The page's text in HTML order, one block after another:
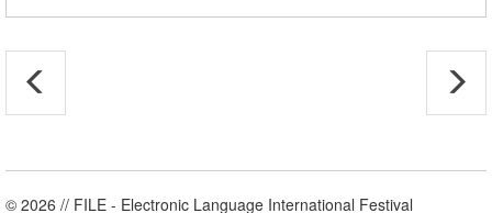
© 2026 // FILE - Electronic Language International Festival